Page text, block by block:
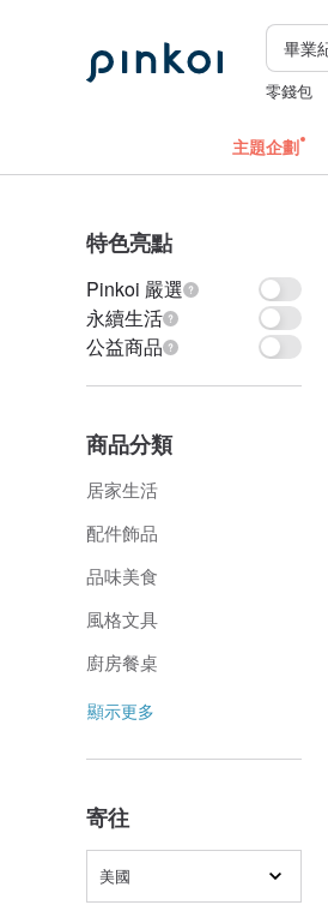
零錢包
主題企劃
特色亮點
Pinkoi 嚴選
永續生活
公益商品
商品分類
居家生活
配件飾品
品味美食
風格文具
廚房餐桌
顯示更多
寄往
美國